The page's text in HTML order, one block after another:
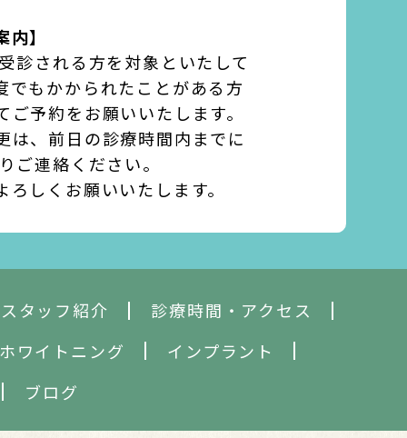
】
診される方を対象といたして
でもかかられたことがある方
予約をお願いいたします。
は、前日の診療時間内までに
ご連絡ください。
しくお願いいたします。
タッフ紹介
診療時間・アクセス
ワイトニング
インプラント
ブログ